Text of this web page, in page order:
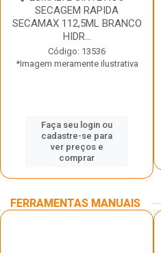
SECAGEM RAPIDA
SECAMAX 112,5ML BRANCO
HIDR...
Código: 13536
*Imagem meramente ilustrativa
Faça seu login ou
cadastre-se para
ver preços e
comprar
FERRAMENTAS MANUAIS